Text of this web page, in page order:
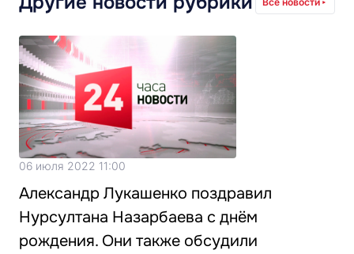
06 июля 2022 11:00
Александр Лукашенко поздравил
Нурсултана Назарбаева с днём
рождения. Они также обсудили